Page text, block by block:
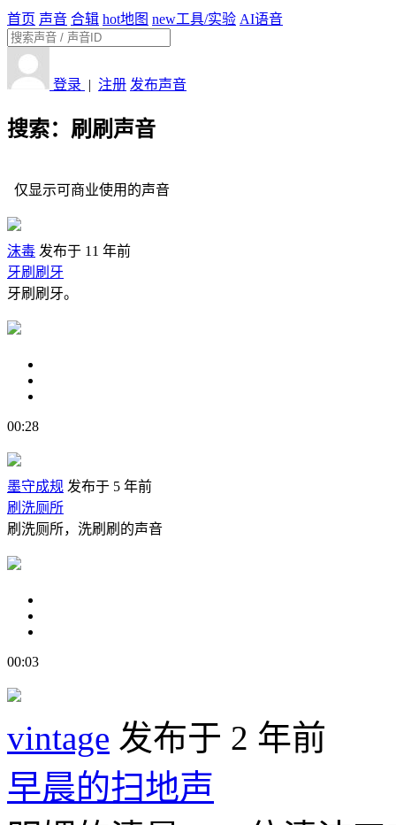
首页 声音 合辑 hot地图 new工具/实验 AI语音
登录 | 注册 发布声音
搜索：刷刷声音
仅显示可商业使用的声音
沫毒 发布于 11 年前
牙刷刷牙
牙刷刷牙。
00:28
墨守成规 发布于 5 年前
刷洗厕所
刷洗厕所，洗刷刷的声音
00:03
vintage 发布于 2 年前
早晨的扫地声